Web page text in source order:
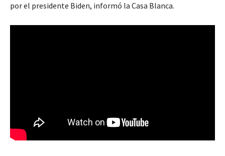
por el presidente Biden, informó la Casa Blanca.